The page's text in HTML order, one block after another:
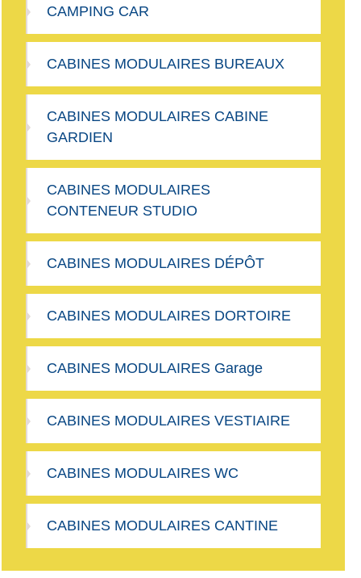
CAMPING CAR
CABINES MODULAIRES BUREAUX
CABINES MODULAIRES CABINE
GARDIEN
CABINES MODULAIRES
CONTENEUR STUDIO
CABINES MODULAIRES DÉPÔT
CABINES MODULAIRES DORTOIRE
CABINES MODULAIRES Garage
CABINES MODULAIRES VESTIAIRE
CABINES MODULAIRES WC
CABINES MODULAIRES CANTINE